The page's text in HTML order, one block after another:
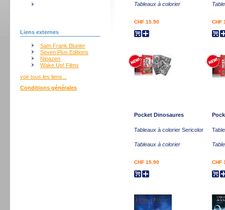
Liens externes
Sam Frank Blunier
Seven Plus Editions
Nipazen
Wake Up! Films
voir tous les liens...
Conditions générales
Tableaux à colorier
CHF 15.90 CHF
Pocket Dinosaures
Tableaux à colorier Sericolor
Tableaux à colorier
CHF 15.90 CHF